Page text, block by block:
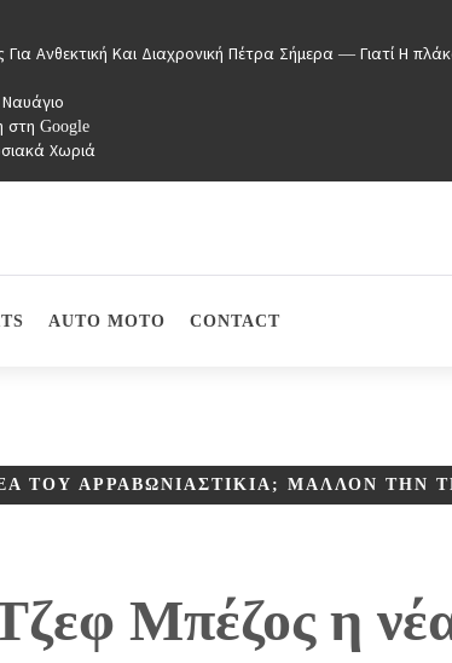
Ανθεκτική Και Διαχρονική Πέτρα Σήμερα — Γιατί Η
στη Google
Χωριά
AUTO MOTO CONTACT
ΤΟΥ ΑΡΡΑΒΩΝΙΑΣΤΙΚΙΆ; ΜΆΛΛΟΝ ΤΗΝ
Μπέζος η